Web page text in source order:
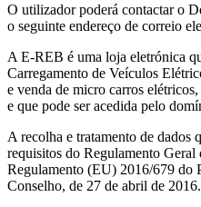
O utilizador poderá contactar o
o seguinte endereço de correio
A E-REB é uma loja eletrónica
Carregamento de Veículos
e venda de micro carros
e que pode ser acedida pelo
A recolha e tratamento de dados
requisitos do Regulamento Geral
Regulamento (EU) 2016/679 do
Conselho, de 27 de abril de 2016.